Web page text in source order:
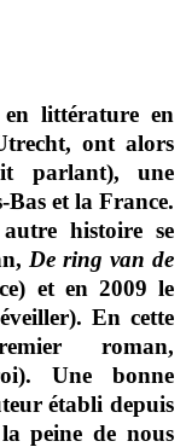
en littérature en
ont alors
parlant), une
et la France.
histoire se
De ring van de
et en 2009 le
En cette
roman,
Une bonne
établi depuis
peine de nous